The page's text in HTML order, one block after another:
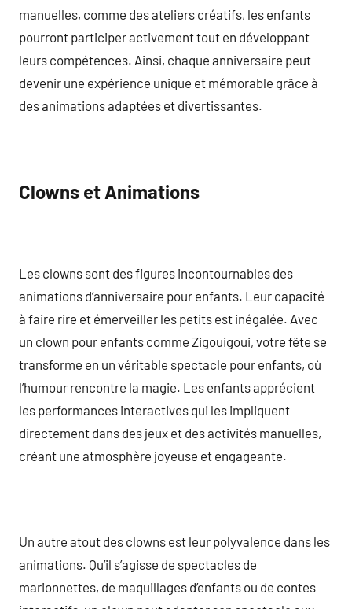
manuelles, comme des ateliers créatifs, les enfants
pourront participer activement tout en développant
leurs compétences. Ainsi, chaque anniversaire peut
devenir une expérience unique et mémorable grâce à
des animations adaptées et divertissantes.
Clowns et Animations
Les clowns sont des figures incontournables des
animations d’anniversaire pour enfants. Leur capacité
à faire rire et émerveiller les petits est inégalée. Avec
un clown pour enfants comme Zigouigoui, votre fête se
transforme en un véritable spectacle pour enfants, où
l’humour rencontre la magie. Les enfants apprécient
les performances interactives qui les impliquent
directement dans des jeux et des activités manuelles,
créant une atmosphère joyeuse et engageante.
Un autre atout des clowns est leur polyvalence dans les
animations. Qu’il s’agisse de spectacles de
marionnettes, de maquillages d’enfants ou de contes